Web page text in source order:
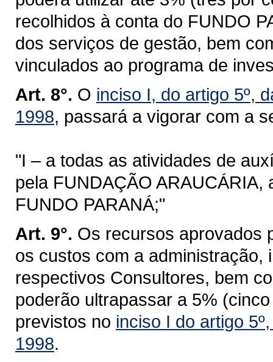
recolhidos à conta do FUNDO
dos serviços de gestão, bem
vinculados ao programa de
Art. 8°. O inciso I, do artigo 5º,
1998, passará a vigorar com a
"I – a todas as atividades de
pela FUNDAÇÃO
FUNDO PARANÁ;"
Art. 9°. Os recursos aprovados
os custos com a administração,
respectivos Consultores, bem
poderão ultrapassar a 5%
previstos no inciso I do artigo
1998.